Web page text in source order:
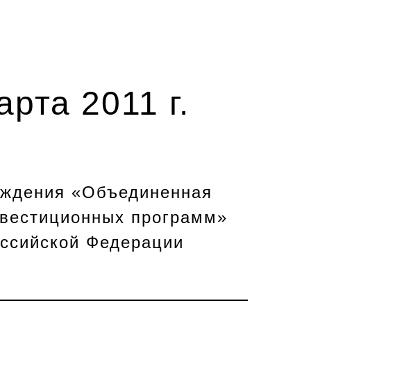
2011 г.
«Объединенная
программ»
Федерации